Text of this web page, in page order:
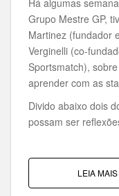
Há algumas
Grupo Mestre GP,
Martinez (fundador
Verginelli (co-
Sportsmatch),
aprender com as
Divido abaixo dois
possam ser
LEIA MAIS